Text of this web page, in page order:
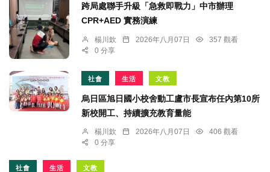
跨局處聯手升級「急救即戰力」中市辦理
CPR+AED 實務演練
楊川欽 2026年八月07日
357 觀看
0 分享
社會 生活 文教
烏日區旭日國小校舍動工盧市長宣布任內第10所
新校開工、持續擴充教育量能
楊川欽 2026年八月07日
406 觀看
0 分享
社會 生活 文教